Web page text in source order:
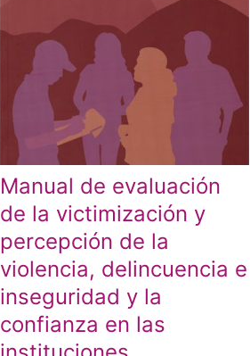
Manual de evaluación
de la victimización y
percepción de la
violencia, delincuencia e
inseguridad y la
confianza en las